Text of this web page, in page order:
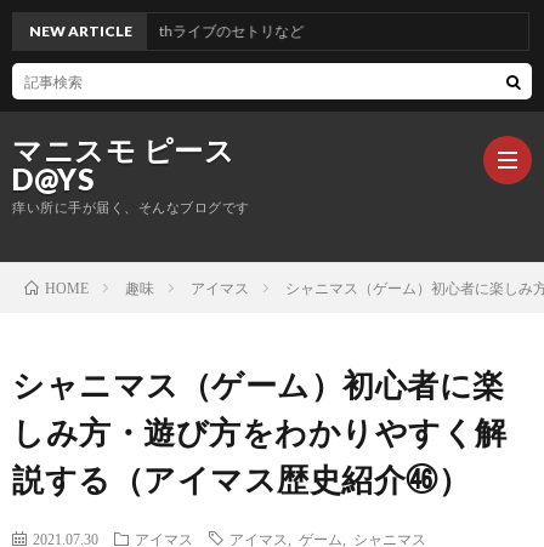
マニスモ ピース
D@YS
痒い所に手が届く、そんなブログです
生
NEW ARTICLE
シャニマス5thライブのセトリなど
HOME 趣味 アイマス シャニマス（ゲーム）初心者に楽しみ
シャニマス（ゲーム）初心者に楽
しみ方・遊び方をわかりやすく解
説する（アイマス歴史紹介㊻）
2021.07.30 アイマス アイマス ゲーム シャニマス